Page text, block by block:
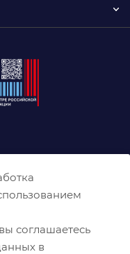
соглашаетесь
в